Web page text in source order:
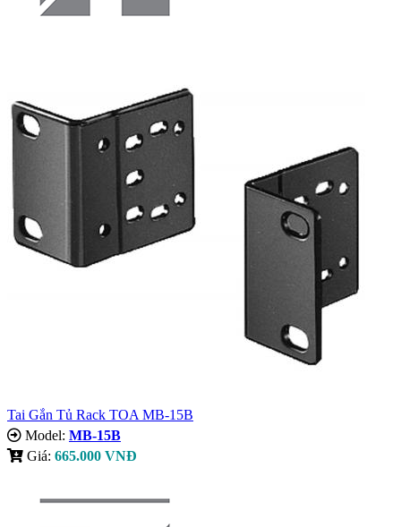
Tai Gắn Tủ Rack TOA MB-15B
Model: MB-15B
Giá: 665.000 VNĐ